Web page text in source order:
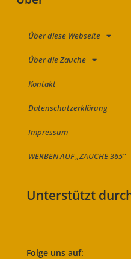
Über diese Webseite
Über die Zauche
Kontakt
Datenschutzerklärung
Impressum
WERBEN AUF „ZAUCHE 365“
Unterstützt
Folge uns auf: